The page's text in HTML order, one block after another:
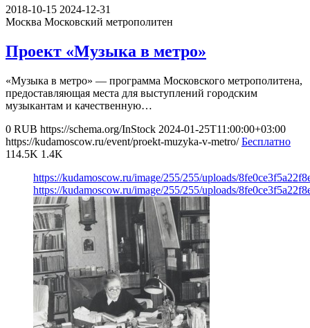
2018-10-15 2024-12-31
Москва Московский метрополитен
Проект «Музыка в метро»
«Музыка в метро» — программа Московского метрополитена,
предоставляющая места для выступлений городским
музыкантам и качественную…
0 RUB https://schema.org/InStock 2024-01-25T11:00:00+03:00
https://kudamoscow.ru/event/proekt-muzyka-v-metro/ Бесплатно
114.5K 1.4K
https://kudamoscow.ru/image/255/255/uploads/
https://kudamoscow.ru/image/255/255/uploads/